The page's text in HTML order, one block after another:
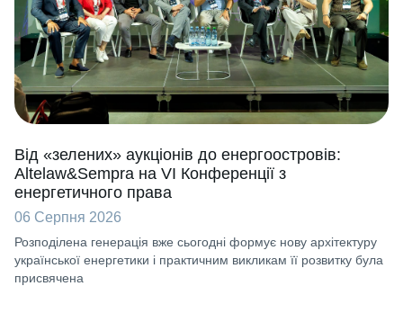
Від «зелених» аукціонів до енергоостровів:
Altelaw&Sempra на VI Конференції з
енергетичного права
06 Серпня 2026
Розподілена генерація вже сьогодні формує нову архітектуру
української енергетики і практичним викликам її розвитку була
присвячена